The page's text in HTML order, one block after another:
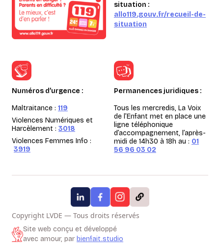
situation :
allo119.gouv.fr/recueil-de-
situation
Numéros d’urgence :
Maltraitance : 119
Violences Numériques et
Harcèlement : 3018
Violences Femmes Info :
3919
Permanences juridiques :
Tous les mercredis, La Voix
de l’Enfant met en place une
ligne téléphonique
d’accompagnement, l’après-
midi de 14h30 à 18h au : 01
56 96 03 02
Copyright LVDE — Tous droits réservés
Site web conçu et développé
avec amour, par bienfait.studio